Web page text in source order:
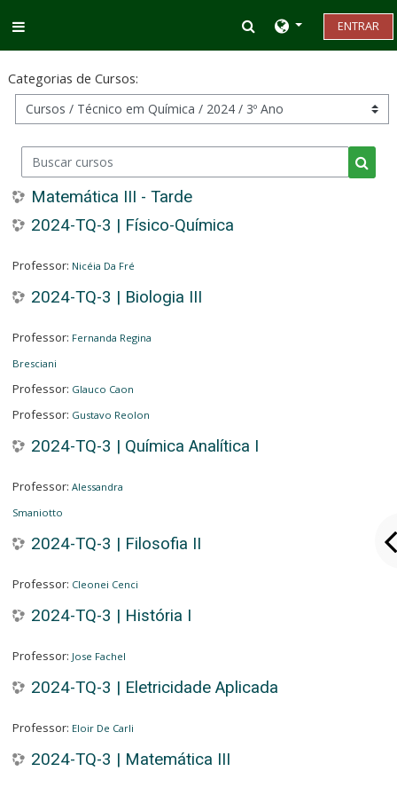
Alternar entrada
ENTRAR
Categorias de Cursos:
Buscar cursos
Matemática III - Tarde
2024-TQ-3 | Físico-Química
Professor: Nicéia Da Fré
2024-TQ-3 | Biologia III
Professor: Fernanda Regina
Bresciani
Professor: Glauco Caon
Professor: Gustavo Reolon
2024-TQ-3 | Química Analítica I
Professor: Alessandra
Smaniotto
2024-TQ-3 | Filosofia II
Professor: Cleonei Cenci
2024-TQ-3 | História I
Professor: Jose Fachel
2024-TQ-3 | Eletricidade Aplicada
Professor: Eloir De Carli
2024-TQ-3 | Matemática III